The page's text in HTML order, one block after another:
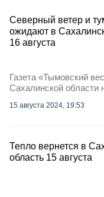
Северный ветер и
ожидают в
16 августа
Газета «Тымовский
Сахалинской области
15 августа 2024, 19:53
Тепло вернется в
область 15 августа